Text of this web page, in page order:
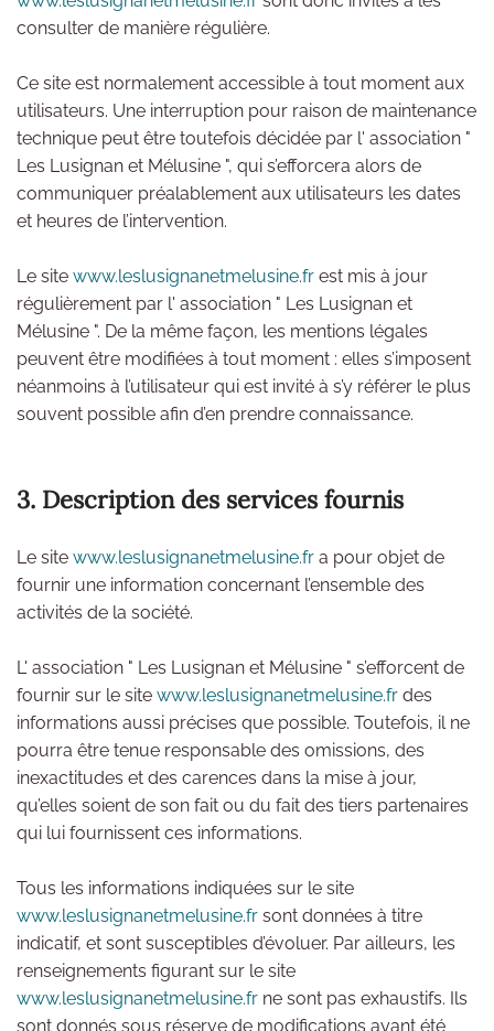
consulter de manière régulière.
Ce site est normalement accessible à tout moment aux
utilisateurs. Une interruption pour raison de maintenance
technique peut être toutefois décidée par l' association "
Les Lusignan et Mélusine ", qui s’efforcera alors de
communiquer préalablement aux utilisateurs les dates
et heures de l’intervention.
Le site www.leslusignanetmelusine.fr est mis à jour
régulièrement par l' association " Les Lusignan et
Mélusine ". De la même façon, les mentions légales
peuvent être modifiées à tout moment : elles s’imposent
néanmoins à l’utilisateur qui est invité à s’y référer le plus
souvent possible afin d’en prendre connaissance.
3. Description des services fournis
Le site www.leslusignanetmelusine.fr a pour objet de
fournir une information concernant l’ensemble des
activités de la société.
L' association " Les Lusignan et Mélusine " s’efforcent de
fournir sur le site www.leslusignanetmelusine.fr des
informations aussi précises que possible. Toutefois, il ne
pourra être tenue responsable des omissions, des
inexactitudes et des carences dans la mise à jour,
qu’elles soient de son fait ou du fait des tiers partenaires
qui lui fournissent ces informations.
Tous les informations indiquées sur le site
www.leslusignanetmelusine.fr sont données à titre
indicatif, et sont susceptibles d’évoluer. Par ailleurs, les
renseignements figurant sur le site
www.leslusignanetmelusine.fr ne sont pas exhaustifs. Ils
sont donnés sous réserve de modifications ayant été